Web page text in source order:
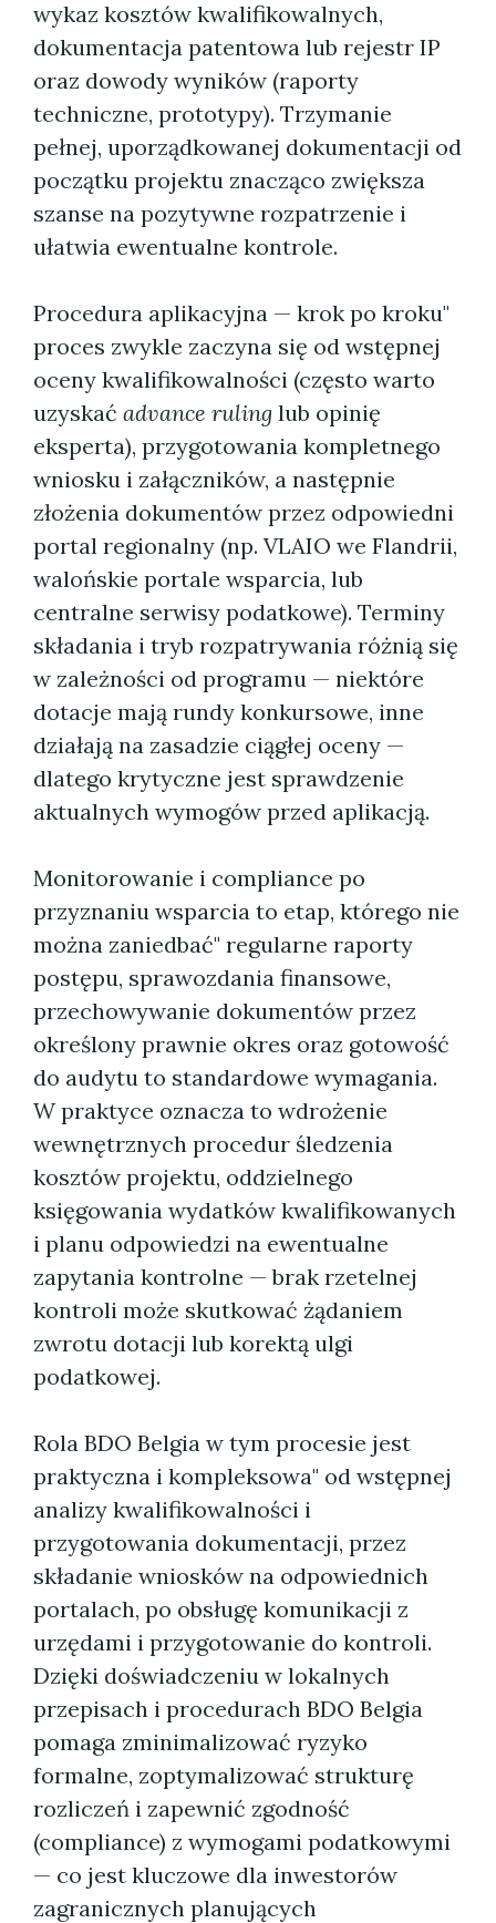
wykaz kosztów kwalifikowalnych,
dokumentacja patentowa lub rejestr IP
oraz dowody wyników (raporty
techniczne, prototypy). Trzymanie
pełnej, uporządkowanej dokumentacji od
początku projektu znacząco zwiększa
szanse na pozytywne rozpatrzenie i
ułatwia ewentualne kontrole.
Procedura aplikacyjna — krok po kroku"
proces zwykle zaczyna się od wstępnej
oceny kwalifikowalności (często warto
uzyskać advance ruling lub opinię
eksperta), przygotowania kompletnego
wniosku i załączników, a następnie
złożenia dokumentów przez odpowiedni
portal regionalny (np. VLAIO we Flandrii,
walońskie portale wsparcia, lub
centralne serwisy podatkowe). Terminy
składania i tryb rozpatrywania różnią się
w zależności od programu — niektóre
dotacje mają rundy konkursowe, inne
działają na zasadzie ciągłej oceny —
dlatego krytyczne jest sprawdzenie
aktualnych wymogów przed aplikacją.
Monitorowanie i compliance po
przyznaniu wsparcia to etap, którego nie
można zaniedbać" regularne raporty
postępu, sprawozdania finansowe,
przechowywanie dokumentów przez
określony prawnie okres oraz gotowość
do audytu to standardowe wymagania.
W praktyce oznacza to wdrożenie
wewnętrznych procedur śledzenia
kosztów projektu, oddzielnego
księgowania wydatków kwalifikowanych
i planu odpowiedzi na ewentualne
zapytania kontrolne — brak rzetelnej
kontroli może skutkować żądaniem
zwrotu dotacji lub korektą ulgi
podatkowej.
Rola BDO Belgia w tym procesie jest
praktyczna i kompleksowa" od wstępnej
analizy kwalifikowalności i
przygotowania dokumentacji, przez
składanie wniosków na odpowiednich
portalach, po obsługę komunikacji z
urzędami i przygotowanie do kontroli.
Dzięki doświadczeniu w lokalnych
przepisach i procedurach BDO Belgia
pomaga zminimalizować ryzyko
formalne, zoptymalizować strukturę
rozliczeń i zapewnić zgodność
(compliance) z wymogami podatkowymi
— co jest kluczowe dla inwestorów
zagranicznych planujących